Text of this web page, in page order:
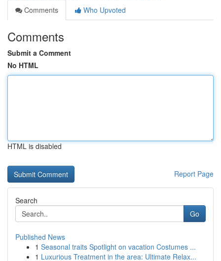
Comments
Who Upvoted
Comments
Submit a Comment
No HTML
HTML is disabled
Report Page
Search
Go
Published News
1 Seasonal traits Spotlight on vacation Costumes ...
1 Luxurious Treatment in the area: Ultimate Relax...